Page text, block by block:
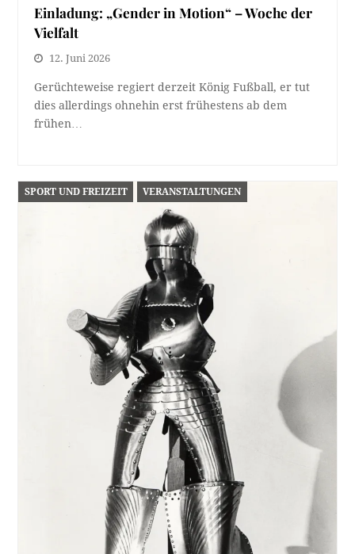
Einladung: „Gender in Motion“ – Woche der
Vielfalt
12. Juni 2026
Gerüchteweise regiert derzeit König Fußball, er tut
dies allerdings ohnehin erst frühestens ab dem
frühen…
SPORT UND FREIZEIT VERANSTALTUNGEN